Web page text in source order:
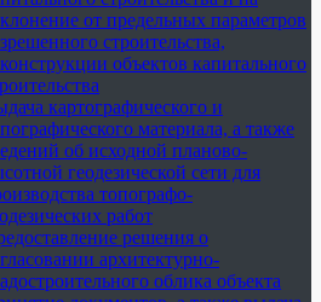
от предельных параметров
строительства,
объектов капитального
картографического и
материала, а также
об исходной планово-
геодезической сети для
топографо-
работ
решения о
архитектурно-
облика объекта